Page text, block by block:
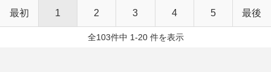
最初 1 2 3 4 5 最後
全103件中 1-20 件を表示